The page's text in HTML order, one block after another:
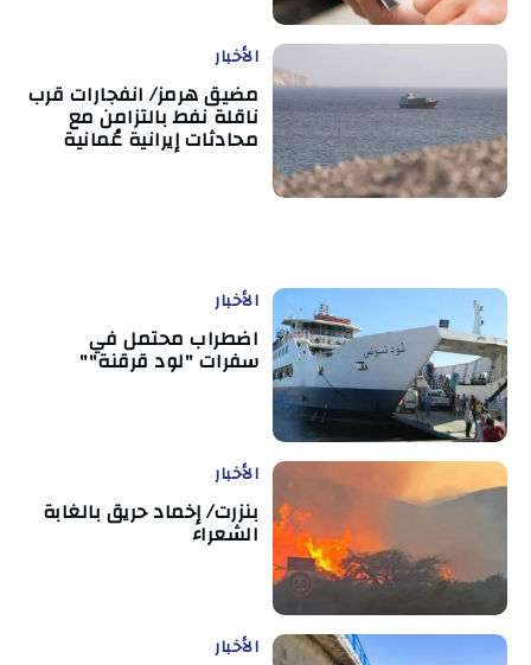
الأخبار
مضيق هرمز/ انفجارات قرب
ناقلة نفط بالتزامن مع
محادثات إيرانية عُمانية
الأخبار
اضطراب محتمل في
سفرات "لود قرقنة""
الأخبار
بنزرت/ إخماد حريق بالغابة
الشعراء
الأخبار